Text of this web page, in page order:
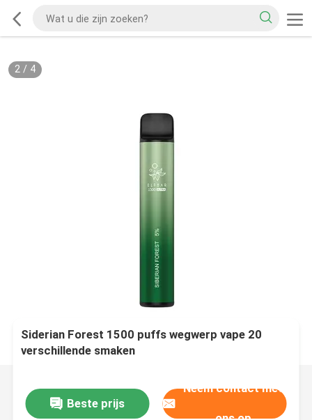
2/ 4
Siderian Forest 1500 puffs wegwerp vape 20
verschillende smaken
Beste prijs
Neem contact met